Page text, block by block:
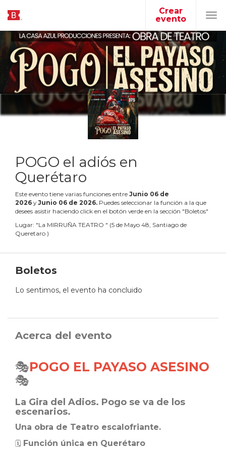
Crear
evento
POGO el adiós en
Querétaro
Este evento tiene varias funciones entre Junio 06 de
2026 yJunio 06 de 2026. Puedes seleccionar la función a la que
desees asistir haciendo click en el botón verde en la sección "Boletos"
Lugar: "La MIRRUÑA TEATRO " (5 de Mayo 48, Santiago de
Queretaro )
Boletos
Lo sentimos, el evento ha concluido
Acerca del evento
🎭POGO EL PAYASO ASESINO
🎭
La Gira del Adios. Pogo se va de los
escenarios.
Una obra de Teatro escalofriante.
🗓 Función única en Querétaro